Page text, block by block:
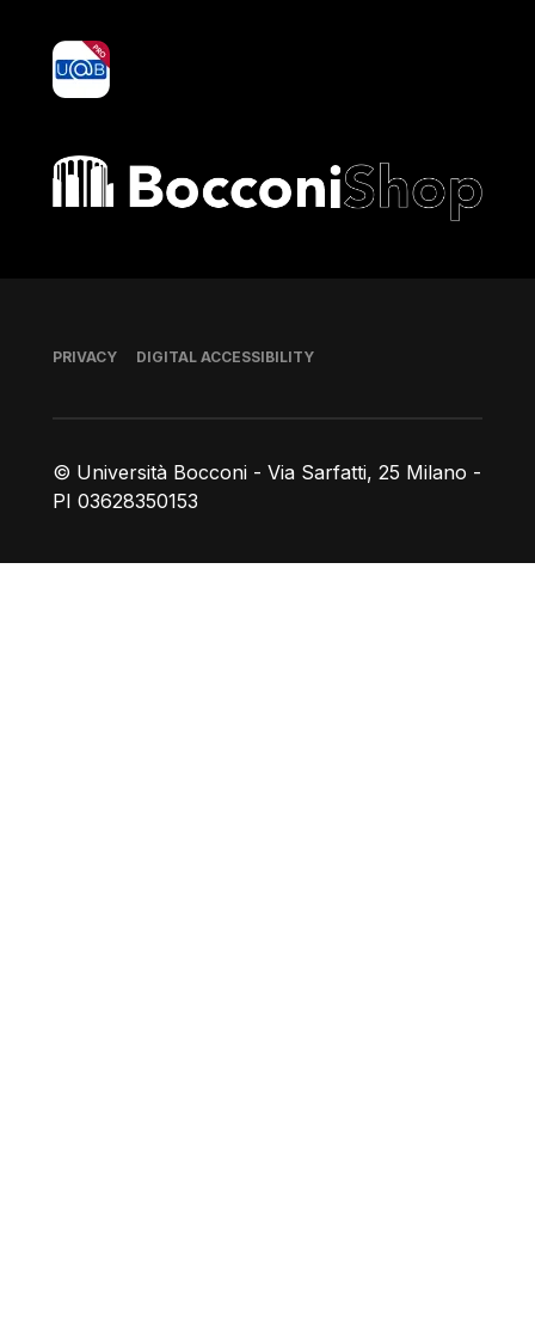
yoU@B
Bocconi shop
© Università Bocconi - Via Sarfatti, 25 Milano -
PI 03628350153
Footer
PRIVACY DIGITAL ACCESSIBILITY